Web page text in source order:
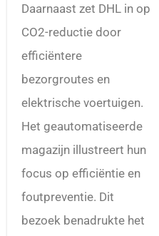
Daarnaast zet DHL in op
CO2-reductie door
efficiëntere
bezorgroutes en
elektrische voertuigen.
Het geautomatiseerde
magazijn illustreert hun
focus op efficiëntie en
foutpreventie. Dit
bezoek benadrukte het